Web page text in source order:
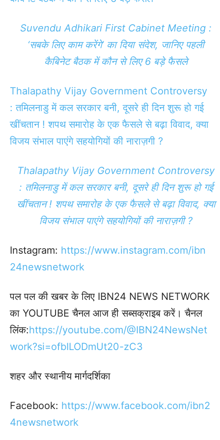
Suvendu Adhikari First Cabinet Meeting :
‘सबके लिए काम करेंगे’ का दिया संदेश, जानिए पहली
कैबिनेट बैठक में कौन से लिए 6 बड़े फैसले
Thalapathy Vijay Government Controversy
: तमिलनाडु में कल सरकार बनी, दूसरे ही दिन शुरू हो गई
खींचतान ! शपथ समारोह के एक फैसले से बढ़ा विवाद, क्या
विजय संभाल पाएंगे सहयोगियों की नाराज़गी ?
Thalapathy Vijay Government Controversy
: तमिलनाडु में कल सरकार बनी, दूसरे ही दिन शुरू हो गई
खींचतान ! शपथ समारोह के एक फैसले से बढ़ा विवाद, क्या
विजय संभाल पाएंगे सहयोगियों की नाराज़गी ?
Instagram: https://www.instagram.com/ibn
24newsnetwork
पल पल की खबर के लिए IBN24 NEWS NETWORK
का YOUTUBE चैनल आज ही सब्सक्राइब करें। चैनल
लिंक:https://youtube.com/@IBN24NewsNet
work?si=ofbILODmUt20-zC3
शहर और स्थानीय मार्गदर्शिका
Facebook: https://www.facebook.com/ibn2
4newsnetwork